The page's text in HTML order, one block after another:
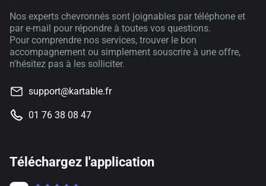
Nos experts chevronnés sont joignables par téléphone et
par e-mail pour répondre à toutes vos questions.
Pour comprendre nos services, trouver le bon
accompagnement ou simplement souscrire à une offre,
n'hésitez pas à les solliciter.
support@kartable.fr
01 76 38 08 47
Téléchargez l'application